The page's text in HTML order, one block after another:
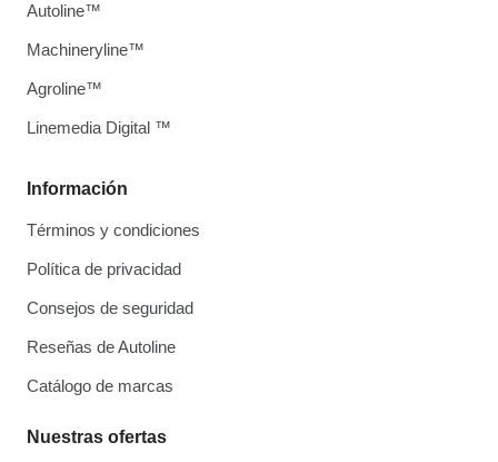
Información
Términos y condiciones
Política de privacidad
Consejos de seguridad
Reseñas de Autoline
Catálogo de marcas
Nuestras ofertas
Autoline™
Machineryline™
Agroline™
Linemedia Digital ™